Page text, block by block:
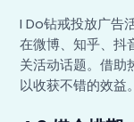
I Do钻戒投放广告
在微博、知乎、抖
关活动话题。借
以收获不错的效益。